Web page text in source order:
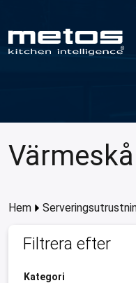
Hem
Filtrera efter
Kategori